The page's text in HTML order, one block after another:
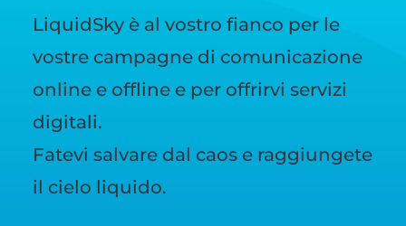
LiquidSky è al vostro fianco per le
vostre campagne di comunicazione
online e offline e per offrirvi servizi
digitali.
Fatevi salvare dal caos e raggiungete
il cielo liquido.